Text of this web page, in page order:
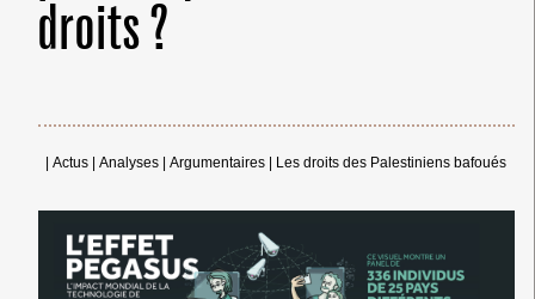
droits ?
Actus Analyses Argumentaires Les droits des Palestiniens bafoués